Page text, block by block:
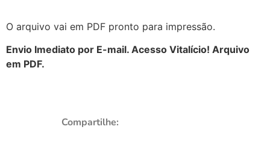
O arquivo vai em PDF pronto para impressão.
Envio Imediato por E-mail. Acesso Vitalício! Arquivo
em PDF.
Compartilhe: